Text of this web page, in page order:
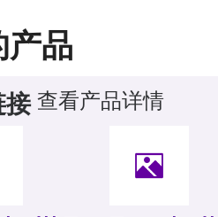
产品
接 查看产品详情